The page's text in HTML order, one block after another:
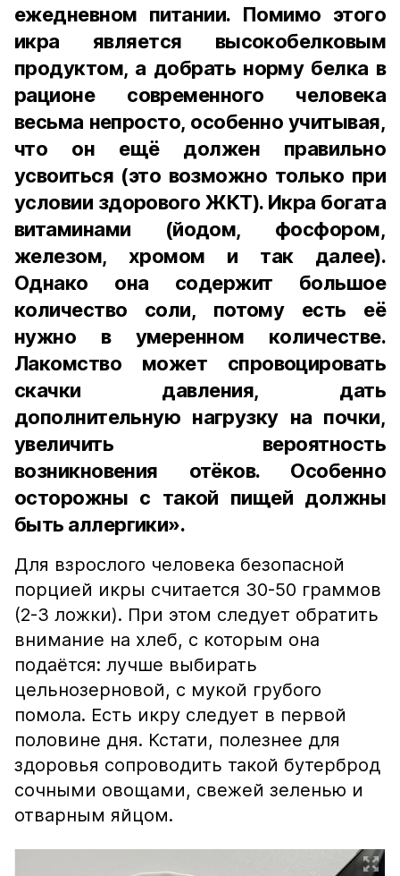
ежедневном питании. Помимо этого
икра является высокобелковым
продуктом, а добрать норму белка в
рационе современного человека
весьма непросто, особенно учитывая,
что он ещё должен правильно
усвоиться (это возможно только при
условии здорового ЖКТ). Икра богата
витаминами (йодом, фосфором,
железом, хромом и так далее).
Однако она содержит большое
количество соли, потому есть её
нужно в умеренном количестве.
Лакомство может спровоцировать
скачки давления, дать
дополнительную нагрузку на почки,
увеличить вероятность
возникновения отёков. Особенно
осторожны с такой пищей должны
быть аллергики».
Для взрослого человека безопасной
порцией икры считается 30-50 граммов
(2-3 ложки). При этом следует обратить
внимание на хлеб, с которым она
подаётся: лучше выбирать
цельнозерновой, с мукой грубого
помола. Есть икру следует в первой
половине дня. Кстати, полезнее для
здоровья сопроводить такой бутерброд
сочными овощами, свежей зеленью и
отварным яйцом.